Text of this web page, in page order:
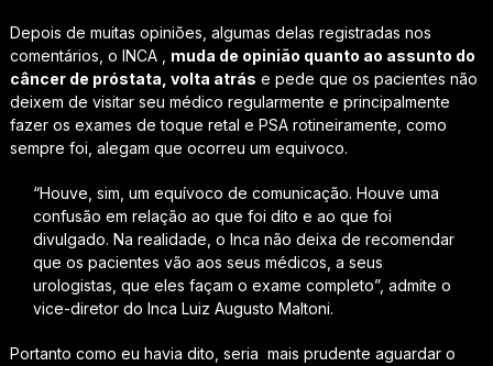
Depois de muitas opiniões, algumas delas registradas nos
comentários, o INCA , muda de opinião quanto ao assunto do
câncer de próstata, volta atrás e pede que os pacientes não
deixem de visitar seu médico regularmente e principalmente
fazer os exames de toque retal e PSA rotineiramente, como
sempre foi, alegam que ocorreu um equivoco.
“Houve, sim, um equívoco de comunicação. Houve uma
confusão em relação ao que foi dito e ao que foi
divulgado. Na realidade, o Inca não deixa de recomendar
que os pacientes vão aos seus médicos, a seus
urologistas, que eles façam o exame completo”, admite o
vice-diretor do Inca Luiz Augusto Maltoni.
Portanto como eu havia dito, seria mais prudente aguardar o